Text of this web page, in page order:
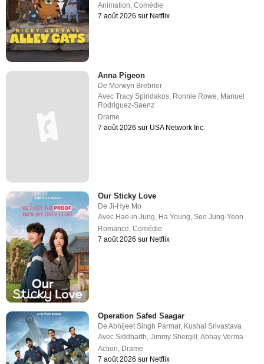
Animation,Comédie
7 août 2026 sur Netflix
Anna Pigeon
De Morwyn Brebner
AvecTracy Spiridakos, Ronnie Rowe, Manuel
Rodriguez-Saenz
Drame
7 août 2026 sur USA Network Inc.
Our Sticky Love
DeJi-Hye Mo
Avec Hae-in Jung Ha Young ,Seo Jung-Yeon
Romance ,Comédie
7 août 2026 sur Netflix
Operation Safed Saagar
DeAbhijeet Singh Parmar, Kushal Srivastava
AvecSiddharth,Jimmy Shergill,Abhay Verma
Action, Drame
7 août 2026 sur Netflix